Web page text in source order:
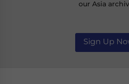
our Asia
Sign Up